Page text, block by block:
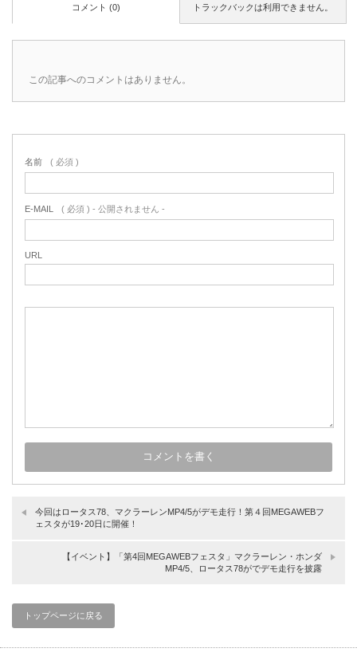
トラックバックは利用できません。
コメント (0)
この記事へのコメントはありません。
名前 ( 必須 )
E-MAIL ( 必須 ) - 公開されません -
URL
今回はロータス78、マクラーレンMP4/5がデモ走行！第４回MEGAWEBフ
ェスタが19･20日に開催！
【イベント】「第4回MEGAWEBフェスタ」マクラーレン・ホンダ
MP4/5、ロータス78がでデモ走行を披露
トップページに戻る